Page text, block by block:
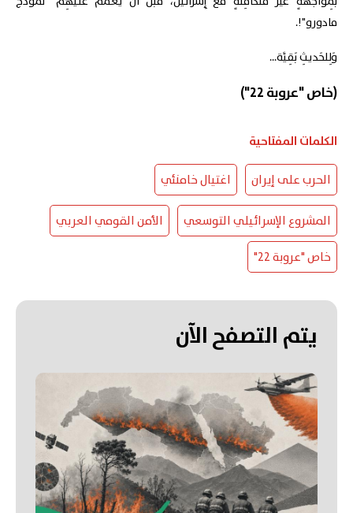
مادورو"!.
وَلِلحَديثِ بَقِيَّة...
(خاص "عروبة 22")
الكلمات المفتاحية
الحرب على إيران اغتيال خامنئي
المشروع الإسرائيلي التوسعي
الأمن القومي العربي
خاص "عروبة 22"
يتم التصفح الآن